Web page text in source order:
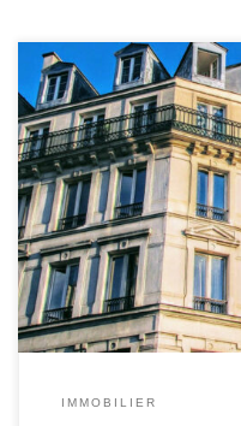
En ce début d’année, les
face à de nouvelles
avec un diagnostic dont
entendu l’abréviation, le
Énergétique. Améliorer le
devenir […]
IMMOBILIER